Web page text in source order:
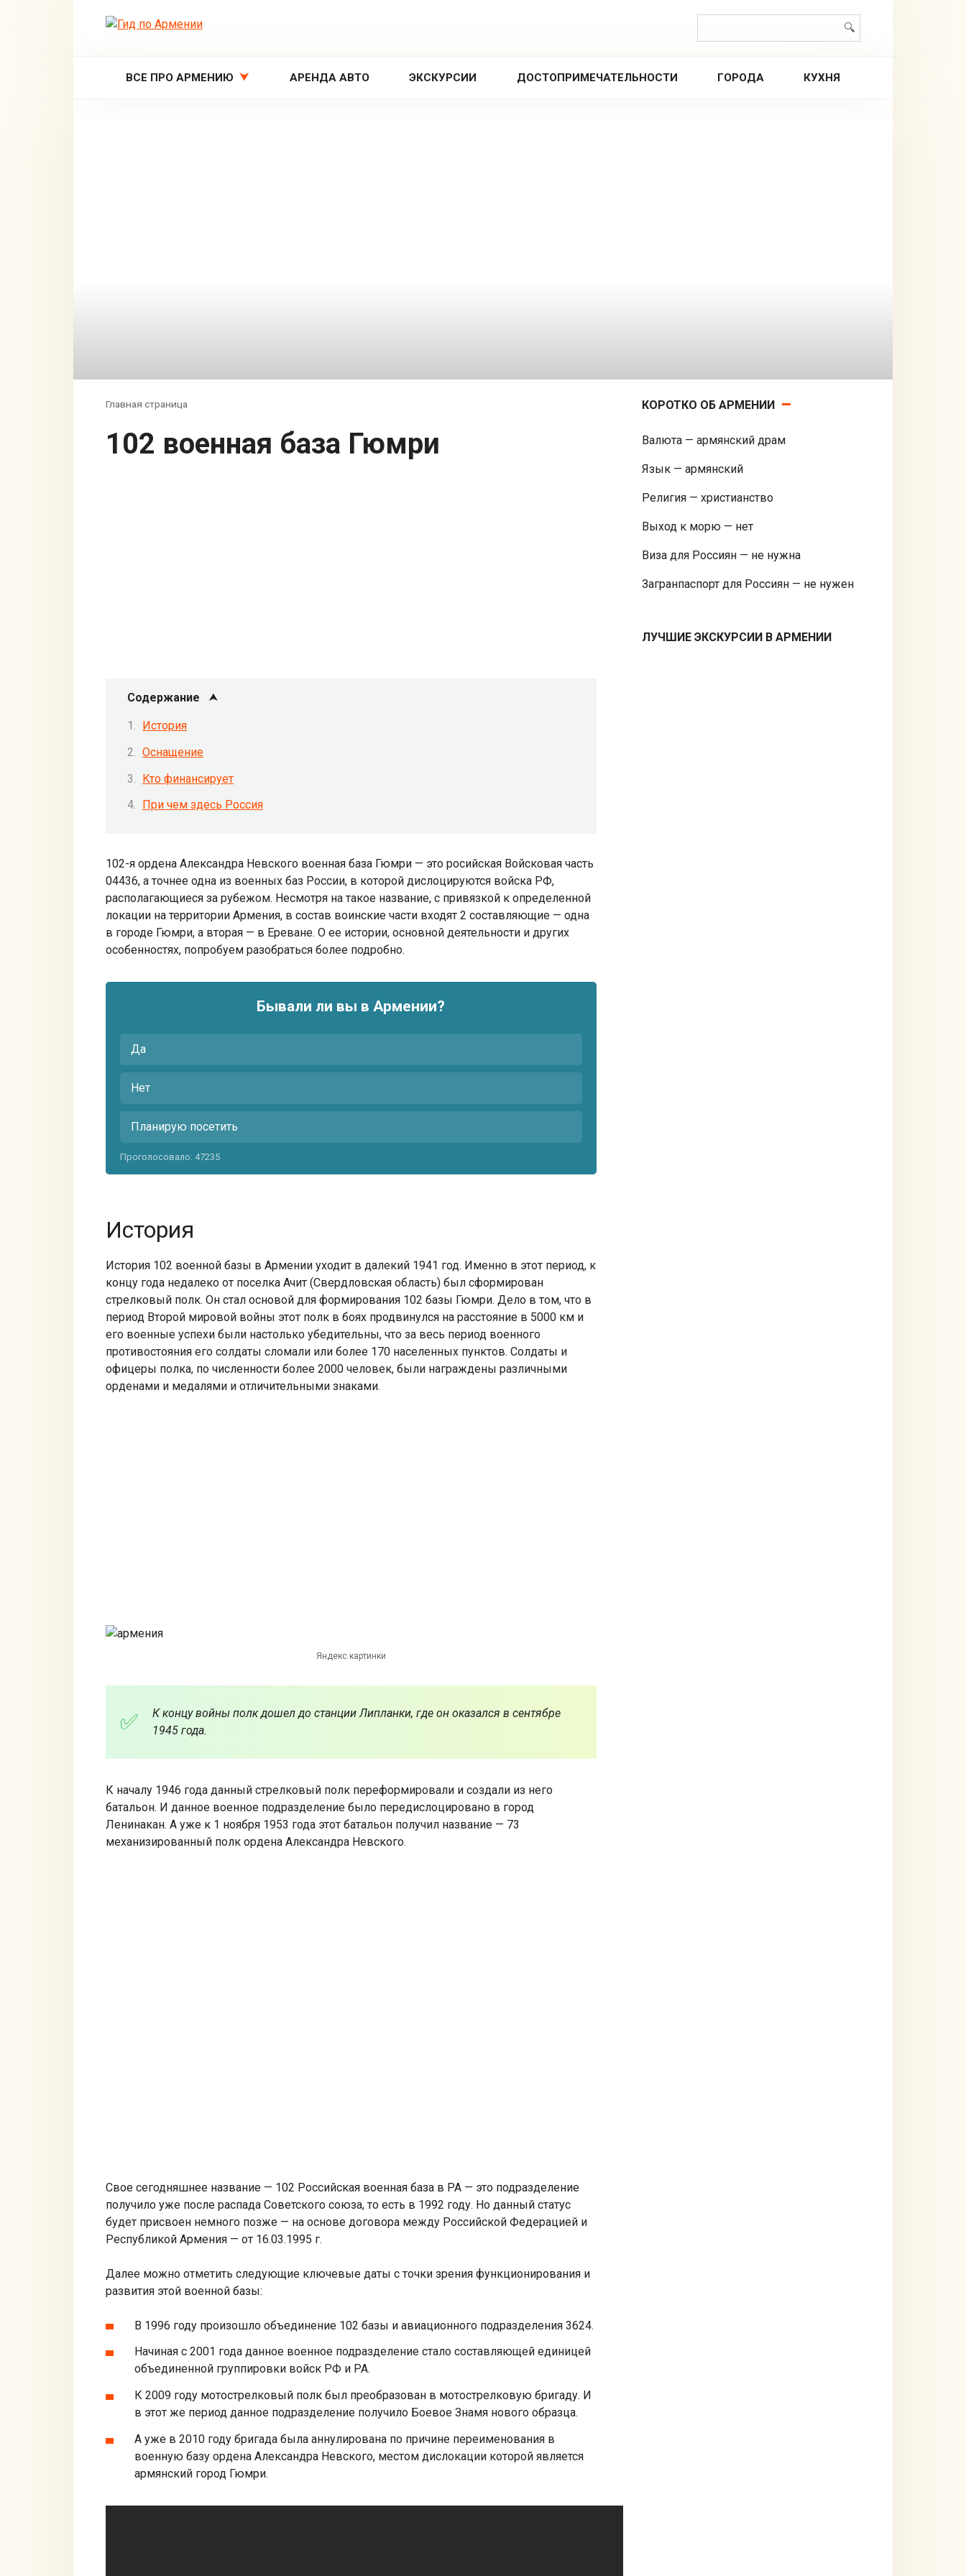
ВСЕ ПРО АРМЕНИЮ АРЕНДА АВТО ЭКСКУРСИИ ДОСТОПРИМЕЧАТЕЛЬНОСТИ ГОРОДА КУХНЯ
Главная страница
102 военная база Гюмри
Содержание
История
Оснащение
Кто финансирует
При чем здесь Россия
102-я ордена Александра Невского военная база Гюмри — это росийская Войсковая часть
04436, а точнее одна из военных баз России, в которой дислоцируются войска РФ,
располагающиеся за рубежом. Несмотря на такое название, с привязкой к определенной
локации на территории Армения, в состав воинские части входят 2 составляющие — одна
в городе Гюмри, а вторая — в Ереване. О ее истории, основной деятельности и других
особенностях, попробуем разобраться более подробно.
Бывали ли вы в Армении?
Да
Нет
Планирую посетить
Проголосовало: 47235
История
История 102 военной базы в Армении уходит в далекий 1941 год. Именно в этот период, к
концу года недалеко от поселка Ачит (Свердловская область) был сформирован
стрелковый полк. Он стал основой для формирования 102 базы Гюмри. Дело в том, что в
период Второй мировой войны этот полк в боях продвинулся на расстояние в 5000 км и
его военные успехи были настолько убедительны, что за весь период военного
противостояния его солдаты сломали или более 170 населенных пунктов. Солдаты и
офицеры полка, по численности более 2000 человек, были награждены различными
орденами и медалями и отличительными знаками.
Яндекс картинки
К концу войны полк дошел до станции Липланки, где он оказался в сентябре
1945 года.
К началу 1946 года данный стрелковый полк переформировали и создали из него
батальон. И данное военное подразделение было передислоцировано в город
Ленинакан. А уже к 1 ноября 1953 года этот батальон получил название — 73
механизированный полк ордена Александра Невского.
Свое сегодняшнее название — 102 Российская военная база в РА — это подразделение
получило уже после распада Советского союза, то есть в 1992 году. Но данный статус
будет присвоен немного позже — на основе договора между Российской Федерацией и
Республикой Армения — от 16.03.1995 г.
Далее можно отметить следующие ключевые даты с точки зрения функционирования и
развития этой военной базы:
В 1996 году произошло объединение 102 базы и авиационного подразделения 3624.
Начиная с 2001 года данное военное подразделение стало составляющей единицей
объединенной группировки войск РФ и РА.
К 2009 году мотострелковый полк был преобразован в мотострелковую бригаду. И
в этот же период данное подразделение получило Боевое Знамя нового образца.
А уже в 2010 году бригада была аннулирована по причине переименования в
военную базу ордена Александра Невского, местом дислокации которой является
армянский город Гюмри.
КОРОТКО ОБ АРМЕНИИ
Валюта — армянский драм
Язык — армянский
Религия — христианство
Выход к морю — нет
Виза для Россиян — не нужна
Загранпаспорт для Россиян — не нужен
ЛУЧШИЕ ЭКСКУРСИИ В АРМЕНИИ